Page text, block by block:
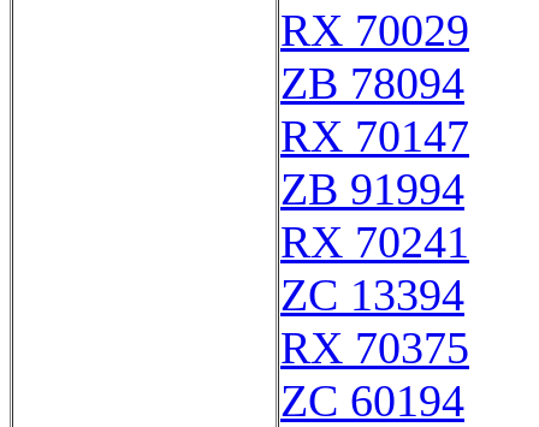
RX 70029
ZB 78094
RX 70147
ZB 91994
RX 70241
ZC 13394
RX 70375
ZC 60194